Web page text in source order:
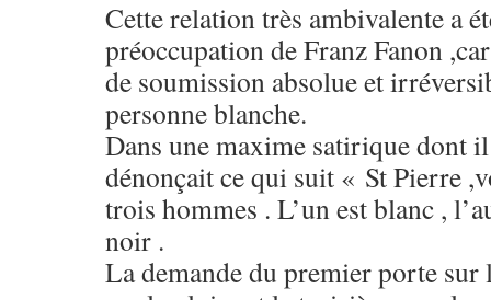
Cette relation très ambivalente a
préoccupation de Franz Fanon
de soumission absolue et
personne blanche.
Dans une maxime satirique dont
dénonçait ce qui suit « St Pierre
trois hommes . L’un est blanc ,
noir .
La demande du premier porte sur